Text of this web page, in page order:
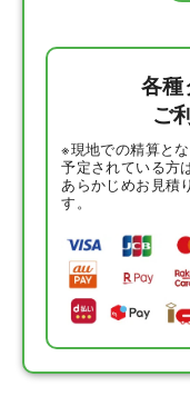
各種
ご
※現地での精算と
予定されている方は
あらかじめお見積
す。